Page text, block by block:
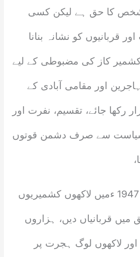
شخص کا حق ہے لیکن کسی
قربانیوں کو نشانہ بنانا
کشمیر کاز کی مضبوطی کے لیے
اور مقامی آبادی کے
رکھا جائے، تقسیم، نفرت اور
سیاست سے صرف دشمن قوتوں
ان کا کہنا تھا کہ 1947 ءمیں لاکھوں کشمیریوں
میں قربانیاں دیں، ہزاروں
اور لاکھوں لوگ ہجرت پر